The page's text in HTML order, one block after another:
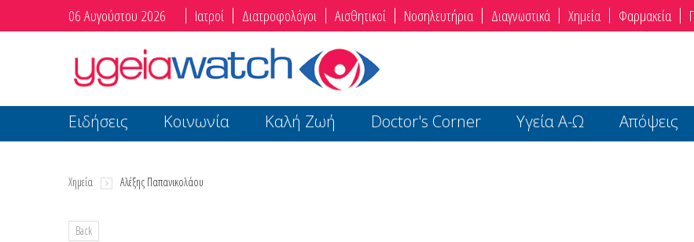
06 Αυγούστου 2026 Ιατροί Διατροφολόγοι Αισθητικοί Νοσηλευτήρια Διαγνωστικά Χημεία Φαρμακεία
Ειδήσεις Κοινωνία Καλή Ζωή Doctor's Corner Υγεία Α-Ω Απόψεις
Χημεία Αλέξης Παπανικολάου
Back